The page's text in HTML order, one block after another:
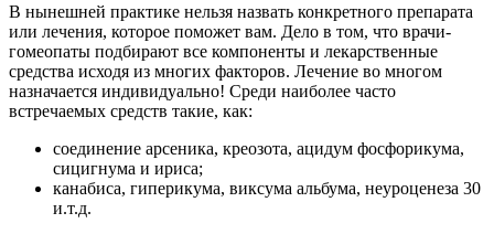
В нынешней практике нельзя назвать конкретного препарата
или лечения, которое поможет вам. Дело в том, что врачи-
гомеопаты подбирают все компоненты и лекарственные
средства исходя из многих факторов. Лечение во многом
назначается индивидуально! Среди наиболее часто
встречаемых средств такие, как:
соединение арсеника, креозота, ацидум фосфорикума,
сицигнума и ириса;
канабиса, гиперикума, виксума альбума, неуроценеза 30
и.т.д.